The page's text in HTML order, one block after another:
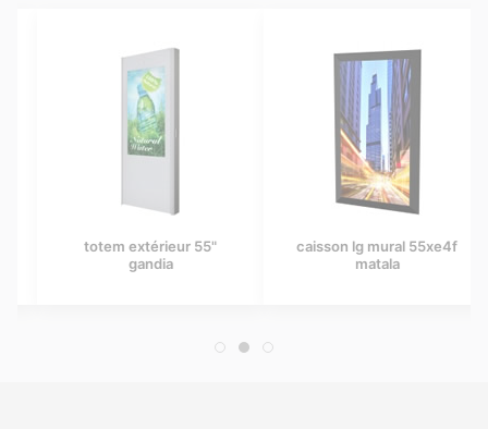
totem extérieur 55"
gandia
caisson lg mural 55xe4f
matala